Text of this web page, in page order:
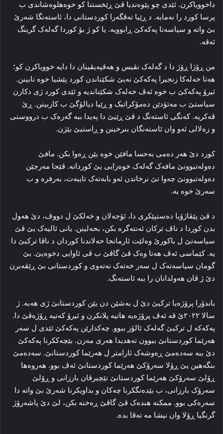
داخوویاکرن. ئێدی چو پێوه‌ندیا ڤێ ڕێخستنا کو خوه‌هلوەشاندی ب
پرسا کورد را نه‌مایه‌. د ڕێیا ته‌ڤگه‌را کوردستانی دا، ئاسته‌نگا شه‌رێ
بێ واته‌ و سیاسه‌تا پەکەکێ ڕابوویه‌. یا کو ژ بۆ کوردا گه‌له‌ک گرینگ
ئه‌ڤه‌.
من ڕۆژا ڕۆژ دا د گه‌له‌ک نڤیس و هه‌ڤپه‌یڤینان دا دایه‌ خوویاکرن کو؛
هه‌تا خه‌له‌کا زنجیرا پەکەکێ نه‌یێ شکێناندن کورد پێشیا خوه‌ نابینن.
ئیرۆ پەکەکێ ب خوه‌ ئه‌ڤ خه‌له‌ک شکێناندیه‌ و ئێدی کورد ژی دکارن
سیاستێ ب مه‌تۆدێن ده‌مۆکراتیک و ڕێیا دیالۆگێ ب کاربینن. ڕێ
ڤه‌کریه‌. که‌نگی ئاسته‌نگ د ڤێ ڕێیێ دا په‌یدا ببه‌ گه‌ره‌ک ب درووستی
و زه‌لالی ئه‌و وان ئاسته‌نگان بنرخینن و ڕاستیێ بێژن.
کورد دێ هه‌ر ده‌می به‌حسا مافێن خوه‌ یێن ڕه‌وا بکن. مافێ
ده‌وله‌تبوونێ مافەک گه‌له‌ک خوه‌زایی یێ کوردانه‌. ڤێجا مه‌رجێن
ده‌وله‌تبوونێ چه‌وا تێ نرخاندن ئه‌و بابه‌ته‌ک تایبه‌ت، به‌رفره‌ و ب
سه‌رێ خوه‌ یه‌.
د ڤێ پێڤاژۆیا ده‌ستپێکری دا، ئۆجەلان و خەلکێ ل دووڤ، دێ هه‌ول
بدن کوردا د ناڤ ترکان ئه‌نته‌گره‌ بکن، بحەلینن. یانی ئالیه‌ک یێ ڤێ
سیاسه‌تێ ل باکورێ وه‌لێت ئارمانجا حه‌لاندنا کوردان د ناڤا ترکیێ دا
یه‌. کێماسی ئه‌ڤ هه‌تا وه‌ک ڤێ گاڤێ ب ڤی ئاوایی دخوه‌یێ. بێ
گومان سیاسه‌تەک ل سه‌ر خه‌ته‌ک نه‌ته‌وی و کوردستانی بێ ڕێڤه‌برن
دێ ژ ڤان هه‌ولدانان را ببه‌ ئاسته‌نگ.
باندۆرا پرۆژه‌یا ترکیێ دێ ل به‌شێن دن یێن کوردستانێ ژی هه‌بە. ژ
سالا ۲۰۲۲ێ ڤه‌ ئه‌ڤ پرۆژه‌یە هاتیه‌ پلانکرن و ئیرۆ که‌تیه‌ ڕۆژه‌ڤێ دا.
پەکەکە ل ترکیێ گه‌له‌ک ئالۆز ببوو. چه‌کدارێن پەکەکێ ئێدی ل سه‌ر
هه‌رێما کوردستانێ ببوون ته‌هدیدا هه‌ری مه‌زن. بێچه‌ککرنا پەکەکێ
دێ ببه‌ سه‌ده‌مێ ڕه‌وشه‌ک ئارامتر ل هه‌رێما کوردستانێ. سه‌ده‌مێ
بنگه‌هین یێ ڕۆلا سه‌رۆکێ هه‌رێما کوردستانێ ئه‌ڤ بوو. هه‌روه‌ها
ڕۆلێ سه‌رۆکێ هه‌رێما کوردستانێ نێچیرڤان بارزانی و ڕۆلێ
سه‌رۆک بارزانی، ب بێدەنگکرنا چه‌کان و بداویکرنا شه‌رێ بێ واته‌ دا
سه‌ره‌کی بوو. ممکنه‌ هنده‌ک ڤێ گاڤێ ڕه‌خنه‌ بکن، لێ دێ پاشه‌رۆژ
گرنگیا ڕۆلا وان نیشا مه‌ ته‌ڤا بدە.